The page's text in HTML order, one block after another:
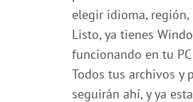
elegir idioma, región,
Listo, ya tienes
funcionando en tu PC
Todos tus archivos y
seguirán ahí, y ya